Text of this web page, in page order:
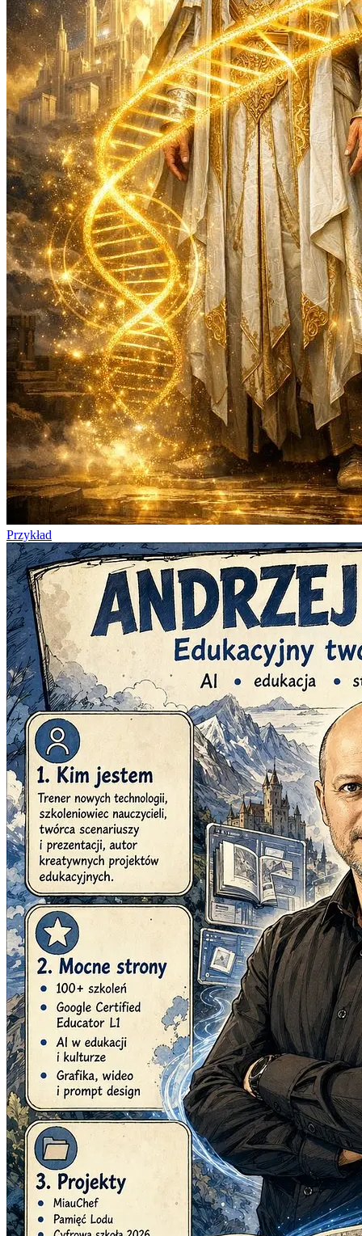
Przykład